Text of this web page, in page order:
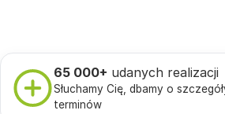
65 000+ udanych realizacji
Słuchamy Cię, dbamy o
terminów